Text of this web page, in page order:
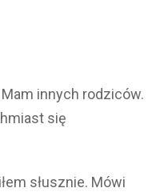
innych rodziców.
się
słusznie. Mówi